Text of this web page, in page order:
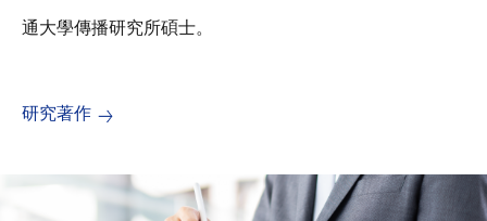
通大學傳播研究所碩士。
研究著作